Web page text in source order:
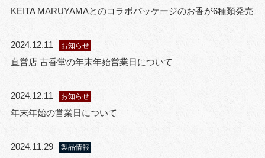
KEITA MARUYAMAとのコラボパッケージのお香が6種類発売
2024.12.11 お知らせ
直営店 古香堂の年末年始営業日について
2024.12.11 お知らせ
年末年始の営業日について
2024.11.29 製品情報